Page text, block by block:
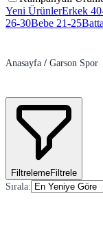
Yeni ÜrünlerErkek
26-30Bebe 21-25
Anasayfa / Garson Spor
FiltrelemeFiltrele
Sırala: